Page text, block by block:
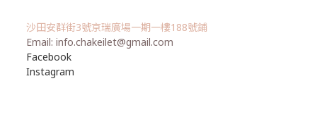
沙田安群街3號京瑞廣場一期一樓188號鋪
Email: info.chakeilet@gmail.com
Facebook
Instagram